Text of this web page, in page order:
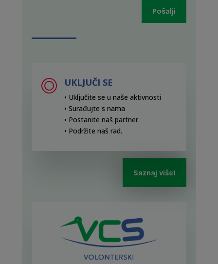
Pošalji
UKLJUČI SE
• Uključite se u naše aktivnosti
• Surađujte s nama
• Postanite naš partner
• Podržite naš rad.
Saznaj više!